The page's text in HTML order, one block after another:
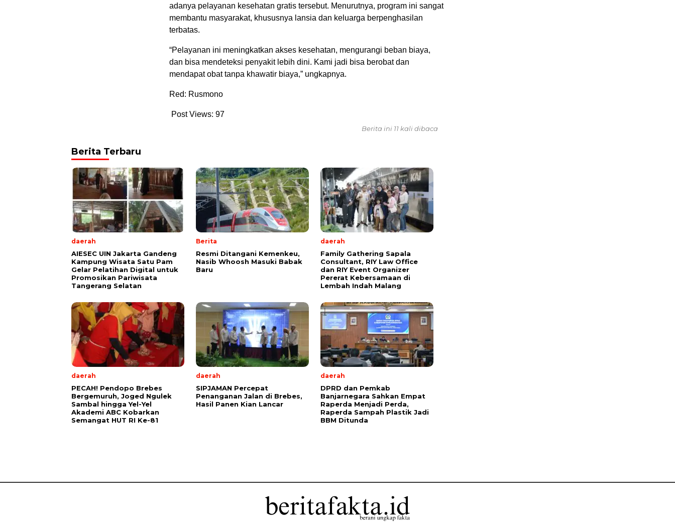
adanya pelayanan kesehatan gratis tersebut. Menurutnya, program ini sangat
membantu masyarakat, khususnya lansia dan keluarga berpenghasilan
terbatas.
“Pelayanan ini meningkatkan akses kesehatan, mengurangi beban biaya,
dan bisa mendeteksi penyakit lebih dini. Kami jadi bisa berobat dan
mendapat obat tanpa khawatir biaya,” ungkapnya.
Red: Rusmono
Post Views: 97
Berita ini 11 kali dibaca
Berita Terbaru
daerah
AIESEC UIN Jakarta Gandeng
Kampung Wisata Satu Pam
Gelar Pelatihan Digital untuk
Promosikan Pariwisata
Tangerang Selatan
Berita
Resmi Ditangani Kemenkeu,
Nasib Whoosh Masuki Babak
Baru
daerah
Family Gathering Sapala
Consultant, RIY Law Office
dan RIY Event Organizer
Pererat Kebersamaan di
Lembah Indah Malang
daerah
PECAH! Pendopo Brebes
Bergemuruh, Joged Ngulek
Sambal hingga Yel-Yel
Akademi ABC Kobarkan
Semangat HUT RI Ke-81
daerah
SIPJAMAN Percepat
Penanganan Jalan di Brebes,
Hasil Panen Kian Lancar
daerah
DPRD dan Pemkab
Banjarnegara Sahkan Empat
Raperda Menjadi Perda,
Raperda Sampah Plastik Jadi
BBM Ditunda